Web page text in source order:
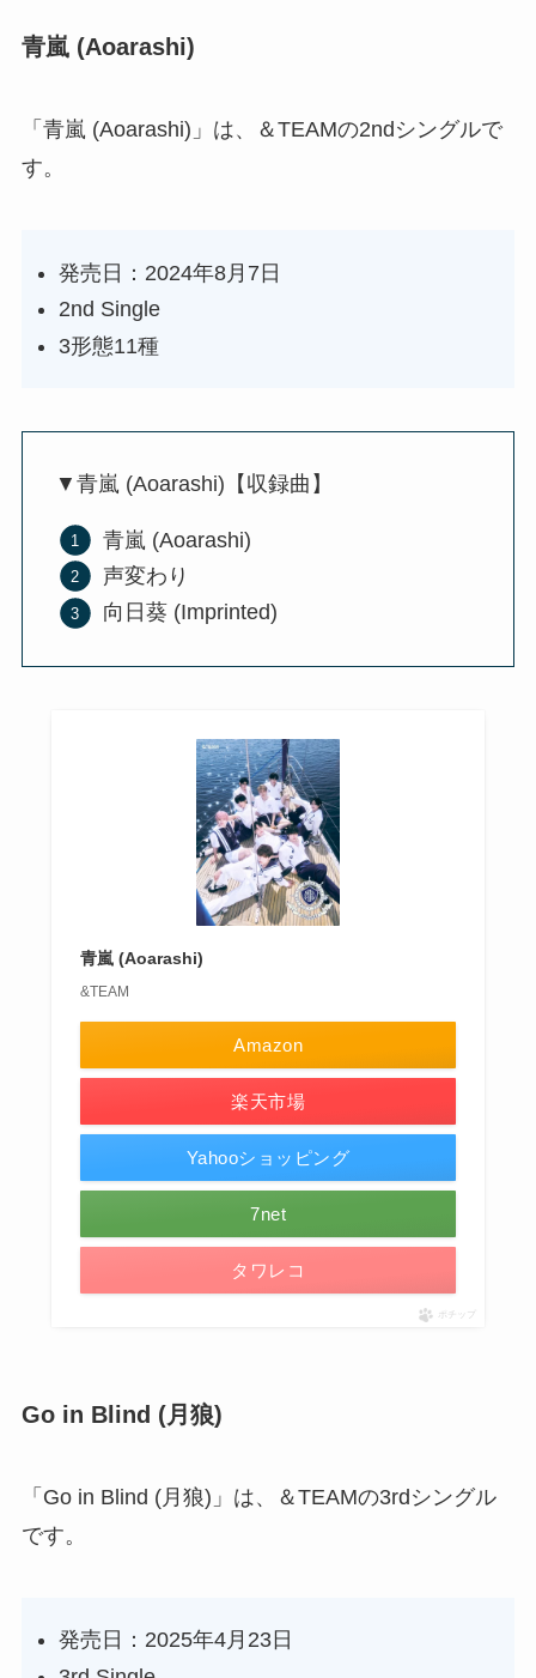
青嵐 (Aoarashi)
「青嵐 (Aoarashi)」は、＆TEAMの2ndシングルで
す。
発売日：2024年8月7日
2nd Single
3形態11種
▼青嵐 (Aoarashi)【収録曲】
青嵐 (Aoarashi)
声変わり
向日葵 (Imprinted)
青嵐 (Aoarashi)
&TEAM
Amazon
楽天市場
Yahooショッピング
7net
タワレコ
ポチップ
Go in Blind (月狼)
「Go in Blind (月狼)」は、＆TEAMの3rdシングル
です。
発売日：2025年4月23日